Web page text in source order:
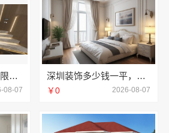
嘉兴锦居装饰材料有限公司：桐乡旧房翻新室内设计公司
08-07
深圳装饰多少钱一平，鼎饰空间售后无忧
￥0 2026-08-07